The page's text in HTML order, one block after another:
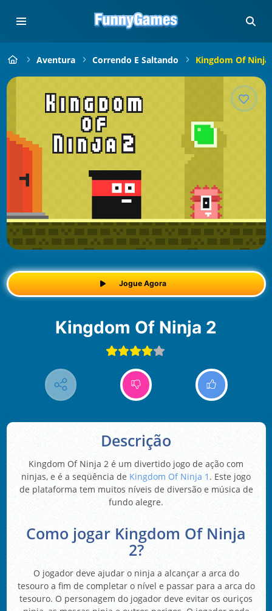
Aventura Correndo E Saltando Kingdom Of Ninja
Jogue Agora
Kingdom Of Ninja 2
Descrição
Kingdom Of Ninja 2 é um divertido jogo de ação com
ninjas, e é a seqüência de Kingdom Of Ninja 1 . Este jogo
de plataforma tem muitos níveis de diversão e música de
fundo alegre.
Como jogar Kingdom Of Ninja
2?
O jogador deve ajudar o ninja a alcançar a arca do
tesouro a fim de completar o nível e passar para a arca do
tesouro. O personagem do jogador deve evitar os ouriços